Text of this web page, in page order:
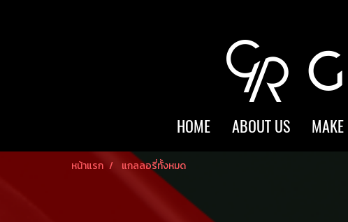
HOME ABOUT US
หน้าแรก แกลลอรี่ทั้งหมด